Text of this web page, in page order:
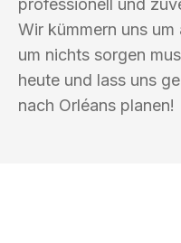
professionell und
Wir kümmern uns
um nichts sorgen
heute und lass uns
nach Orléans planen!